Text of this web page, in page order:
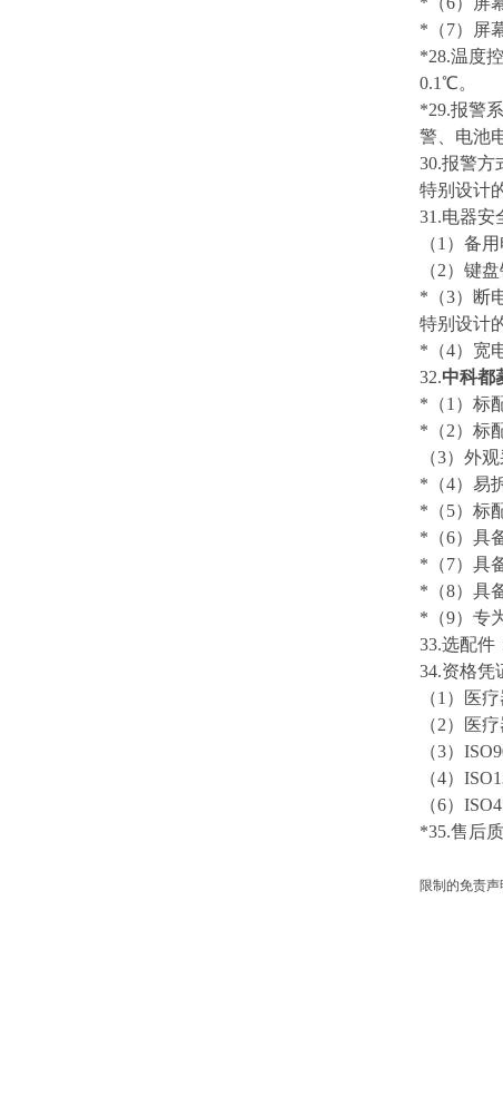
*（7）屏
*28.温度控
0.1℃。
*29.报警
警、电池
30.报警方
特别设计
31 .电器安
（1）备
（2）键
*（3）断
特别设计
*（4）宽
32.中科都
*（1）标
* （2）标
（3）外观
* （4） 易
*（5） 标
*（6）具
*（7）具
*（8）具
*（9） 专
33.选配件
34.资格凭
（1）医疗
（2）医疗
（3）
（4）
（6）
*35.售后
限制的免责